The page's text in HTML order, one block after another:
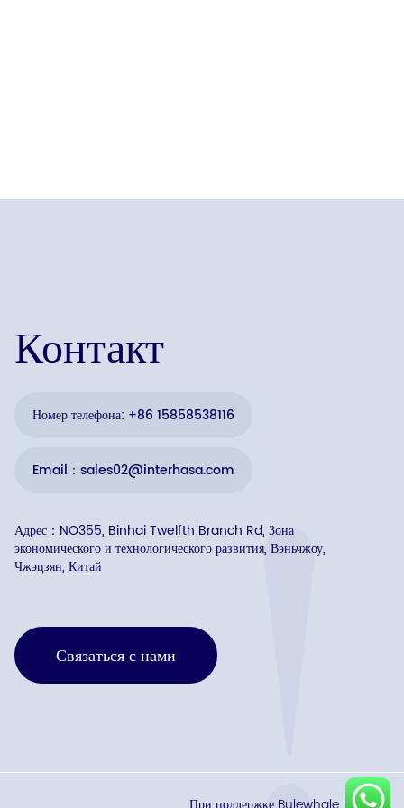
Контакт
Номер телефона: +86 15858538116
Email：sales02@interhasa.com
Адрес：NO355, Binhai Twelfth Branch Rd, Зона
экономического и технологического развития, Вэньчжоу,
Чжэцзян, Китай
Связаться с нами